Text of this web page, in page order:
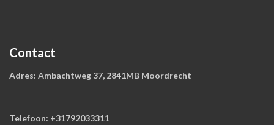
Contact
Adres: Ambachtweg 37, 2841MB Moordrecht
Telefoon: +31792033311